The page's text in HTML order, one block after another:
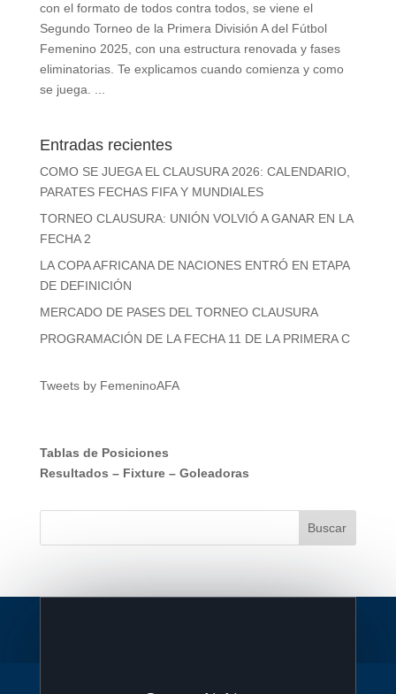
con el formato de todos contra todos, se viene el
Segundo Torneo de la Primera División A del Fútbol
Femenino 2025, con una estructura renovada y fases
eliminatorias. Te explicamos cuando comienza y como
se juega. ...
Entradas recientes
COMO SE JUEGA EL CLAUSURA 2026: CALENDARIO,
PARATES FECHAS FIFA Y MUNDIALES
TORNEO CLAUSURA: UNIÓN VOLVIÓ A GANAR EN LA
FECHA 2
LA COPA AFRICANA DE NACIONES ENTRÓ EN ETAPA
DE DEFINICIÓN
MERCADO DE PASES DEL TORNEO CLAUSURA
PROGRAMACIÓN DE LA FECHA 11 DE LA PRIMERA C
Tweets by FemeninoAFA
Tablas de Posiciones
Resultados – Fixture– Goleadoras